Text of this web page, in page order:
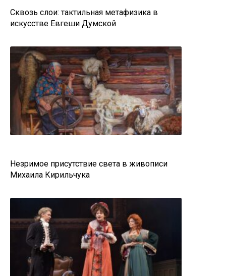
Сквозь слои: тактильная метафизика в
искусстве Евгеши Думской
Незримое присутствие света в живописи
Михаила Кирильчука